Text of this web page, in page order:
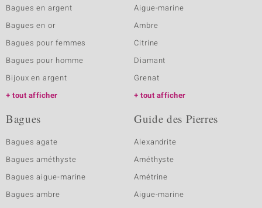
Bagues en argent
Bagues en or
Bagues pour femmes
Bagues pour homme
Bijoux en argent
tout afficher
Aigue-marine
Ambre
Citrine
Diamant
Grenat
tout afficher
Bagues
Bagues agate
Bagues améthyste
Bagues aigue-marine
Bagues ambre
Guide des Pierres
Alexandrite
Améthyste
Amétrine
Aigue-marine